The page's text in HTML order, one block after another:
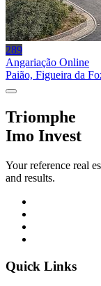
289
Angariação Online
Paião, Figueira da
Triomphe
Imo Invest
Your reference real
and results.
Quick Links